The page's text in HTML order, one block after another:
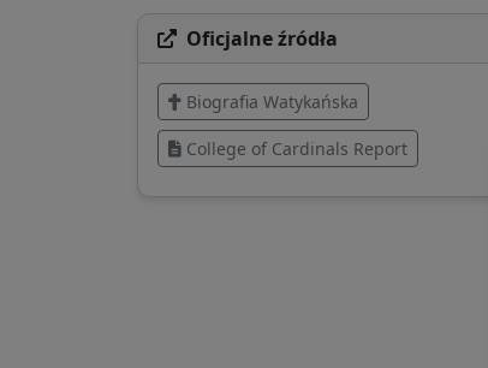
Oficjalne źródła
Biografia Watykańska
College of Cardinals Report